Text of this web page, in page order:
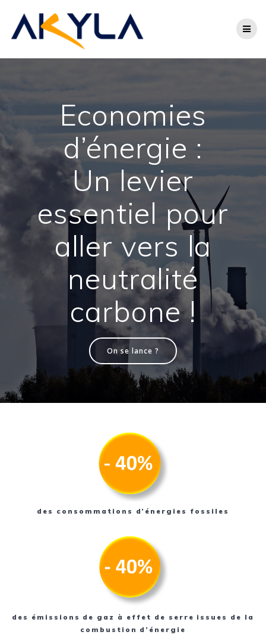
to
content
Economies
d’énergie :
Un levier
essentiel pour
aller vers la
neutralité
carbone !
On se lance ?
des consommations d’énergies fossiles
des émissions de gaz à effet de serre issues de la
combustion d’énergie